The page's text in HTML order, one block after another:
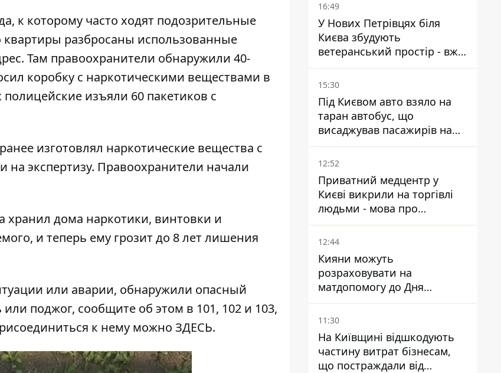
к которому часто ходят подозрительные
квартиры разбросаны использованные
Там правоохранители обнаружили 40-
коробку с наркотическими веществами в
изъяли 60 пакетиков с
изготовлял наркотические вещества с
экспертизу. Правоохранители начали
хранил дома наркотики, винтовки и
и теперь ему грозит до 8 лет лишения
или аварии, обнаружили опасный
поджог, сообщите об этом в 101, 102 и 103,
к нему можно ЗДЕСЬ.
16:49
У Нових Петрівцях біля
Києва збудують
ветеранський простір - вже
знайшли проєктанта
15:30
Під Києвом авто взяло на
таран автобус, що
висаджував пасажирів на
зупинці - пасажирка в
лікарні
12:52
Приватний медцентр у
Києві викрили на торгівлі
людьми - мова про
сурогатне материнство
12:44
Кияни можуть
розраховувати на
матдопомогу до Дня
незалежності - кому її
дадуть
11:30
На Київщині відшкодують
частину витрат бізнесам,
що постраждали від